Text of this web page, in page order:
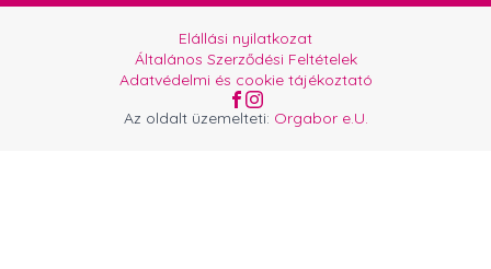
Az oldalt üzemelteti: Orgabor e.U.
Elállási nyilatkozat
Általános Szerződési Feltételek
Adatvédelmi és cookie tájékoztató